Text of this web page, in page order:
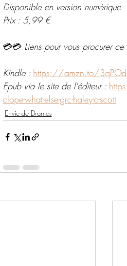
Disponible en version numérique
Prix : 5,99 €
💳💳 Liens pour vous procurer
Kindle : https://amzn.to/
Epub via le site de l'éditeur :
clope-what-else-grc-haley-c-scott
Envie de Drames